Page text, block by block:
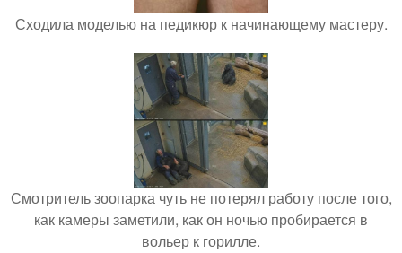
Сходила моделью на педикюр к начинающему мастеру.
Смотритель зоопарка чуть не потерял работу после того,
как камеры заметили, как он ночью пробирается в
вольер к горилле.